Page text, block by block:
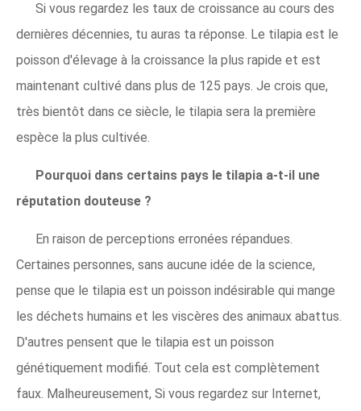
Si vous regardez les taux de croissance au cours des
dernières décennies, tu auras ta réponse. Le tilapia est le
poisson d'élevage à la croissance la plus rapide et est
maintenant cultivé dans plus de 125 pays. Je crois que,
très bientôt dans ce siècle, le tilapia sera la première
espèce la plus cultivée.
Pourquoi dans certains pays le tilapia a-t-il une
réputation douteuse ?
En raison de perceptions erronées répandues.
Certaines personnes, sans aucune idée de la science,
pense que le tilapia est un poisson indésirable qui mange
les déchets humains et les viscères des animaux abattus.
D'autres pensent que le tilapia est un poisson
génétiquement modifié. Tout cela est complètement
faux. Malheureusement, Si vous regardez sur Internet,